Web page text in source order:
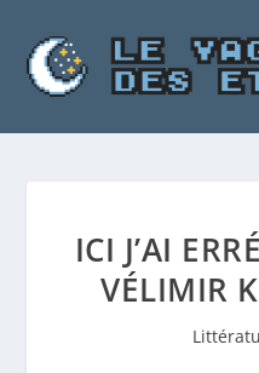
ICI J’AI
VÉLIMIR